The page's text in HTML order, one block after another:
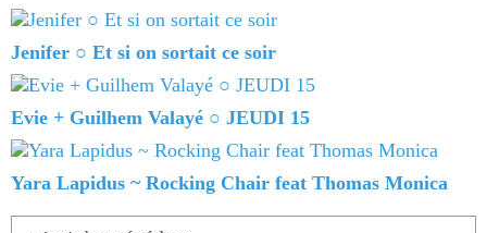
Jenifer ○ Et si on sortait ce soir
Evie + Guilhem Valayé ○ JEUDI 15
Yara Lapidus ~ Rocking Chair feat Thomas Monica